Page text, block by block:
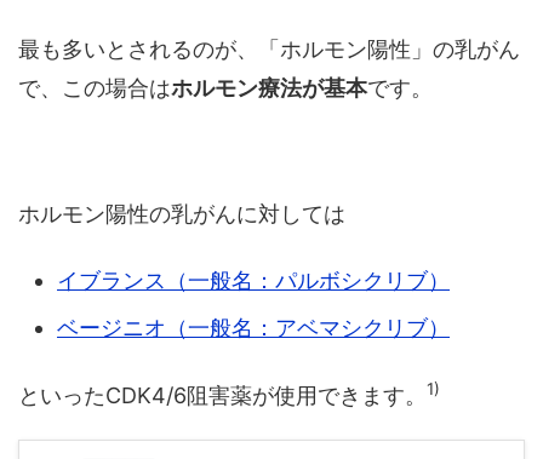
最も多いとされるのが、「ホルモン陽性」の乳がん
で、この場合はホルモン療法が基本です。
ホルモン陽性の乳がんに対しては
イブランス（一般名：パルボシクリブ）
ベージニオ（一般名：アベマシクリブ）
といったCDK4/6阻害薬が使用できます。 1)